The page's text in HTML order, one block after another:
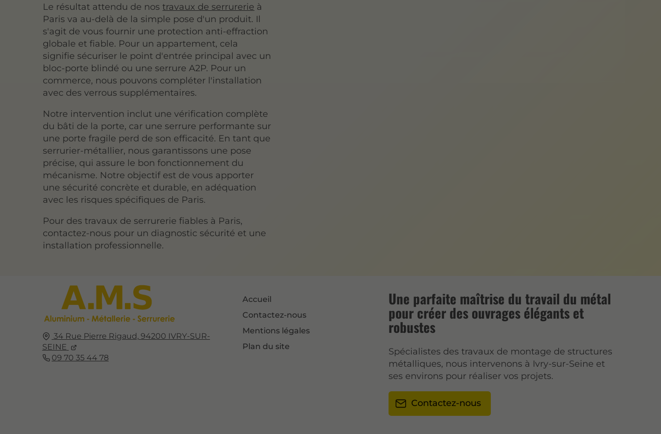
Le résultat attendu de nostravaux de serrurerie à
Paris va au-delà de la simple pose d'un produit. Il
s'agit de vous fournir une protection anti-effraction
globale et fiable. Pour un appartement, cela
signifie sécuriser le point d'entrée principal avec un
bloc-porte blindé ou une serrure A2P. Pour un
commerce, nous pouvons compléter l'installation
avec des verrous supplémentaires.
Notre intervention inclut une vérification complète
du bâti de la porte, car une serrure performante sur
une porte fragile perd de son efficacité. En tant que
serrurier-métallier, nous garantissons une pose
précise, qui assure le bon fonctionnement du
mécanisme. Notre objectif est de vous apporter
une sécurité concrète et durable, en adéquation
avec les risques spécifiques de Paris.
Pour des travaux de serrurerie fiables à Paris,
contactez-nous pour un diagnostic sécurité et une
installation professionnelle.
34 Rue Pierre Rigaud, 94200 IVRY-SUR-
SEINE
09 70 35 44 78
Accueil
Contactez-nous
Mentions légales
Plan du site
Une parfaite maîtrise du travail du métal
pour créer des ouvrages élégants et
robustes
Spécialistes des travaux de montage de structures
métalliques, nous intervenons à Ivry-sur-Seine et
ses environs pour réaliser vos projets.
Contactez-nous